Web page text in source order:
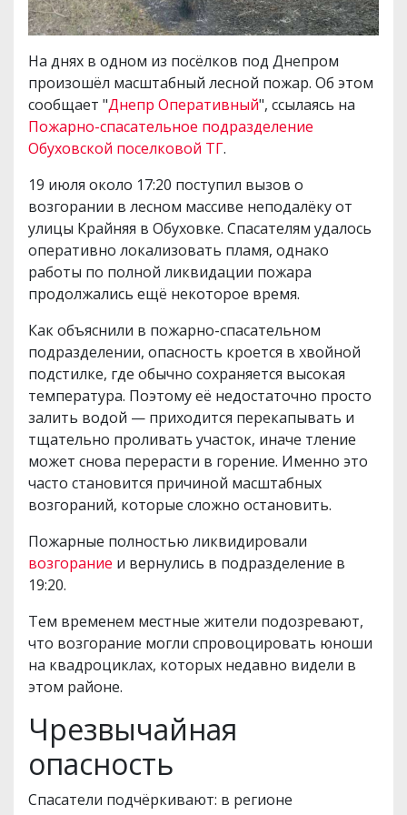
На днях в одном из посёлков под Днепром
произошёл масштабный лесной пожар. Об этом
сообщает "Днепр Оперативный", ссылаясь на
Пожарно-спасательное подразделение
Обуховской поселковой ТГ.
19 июля около 17:20 поступил вызов о
возгорании в лесном массиве неподалёку от
улицы Крайняя в Обуховке. Спасателям удалось
оперативно локализовать пламя, однако
работы по полной ликвидации пожара
продолжались ещё некоторое время.
Как объяснили в пожарно-спасательном
подразделении, опасность кроется в хвойной
подстилке, где обычно сохраняется высокая
температура. Поэтому её недостаточно просто
залить водой — приходится перекапывать и
тщательно проливать участок, иначе тление
может снова перерасти в горение. Именно это
часто становится причиной масштабных
возгораний, которые сложно остановить.
Пожарные полностью ликвидировали
возгорание и вернулись в подразделение в
19:20.
Тем временем местные жители подозревают,
что возгорание могли спровоцировать юноши
на квадроциклах, которых недавно видели в
этом районе.
Чрезвычайная
опасность
Спасатели подчёркивают: в регионе